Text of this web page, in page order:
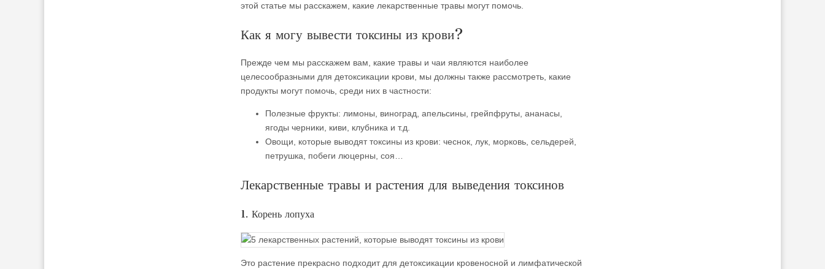
этой статье мы расскажем, какие лекарственные травы могут помочь.
Как я могу вывести токсины из крови?
Прежде чем мы расскажем вам, какие травы и чаи являются наиболее
целесообразными для детоксикации крови, мы должны также рассмотреть, какие
продукты могут помочь, среди них в частности:
Полезные фрукты: лимоны, виноград, апельсины, грейпфруты, ананасы,
ягоды черники, киви, клубника и т.д.
Овощи, которые выводят токсины из крови: чеснок, лук, морковь, сельдерей,
петрушка, побеги люцерны, соя…
Лекарственные травы и растения для выведения токсинов
1. Корень лопуха
Это растение прекрасно подходит для детоксикации кровеносной и лимфатической